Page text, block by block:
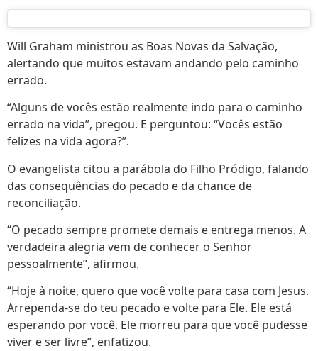
Will Graham ministrou as Boas Novas da Salvação,
alertando que muitos estavam andando pelo caminho
errado.
“Alguns de vocês estão realmente indo para o caminho
errado na vida”, pregou. E perguntou: “Vocês estão
felizes na vida agora?”.
O evangelista citou a parábola do Filho Pródigo, falando
das consequências do pecado e da chance de
reconciliação.
“O pecado sempre promete demais e entrega menos. A
verdadeira alegria vem de conhecer o Senhor
pessoalmente”, afirmou.
“Hoje à noite, quero que você volte para casa com Jesus.
Arrependa-se do teu pecado e volte para Ele. Ele está
esperando por você. Ele morreu para que você pudesse
viver e ser livre”, enfatizou.